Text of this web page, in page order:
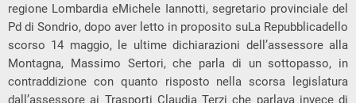
regione Lombardia eMichele Iannotti, segretario provinciale del
Pd di Sondrio, dopo aver letto in proposito suLa Repubblicadello
scorso 14 maggio, le ultime dichiarazioni dell’assessore alla
Montagna, Massimo Sertori, che parla di un sottopasso, in
contraddizione con quanto risposto nella scorsa legislatura
dall’assessore ai Trasporti Claudia Terzi che parlava invece di